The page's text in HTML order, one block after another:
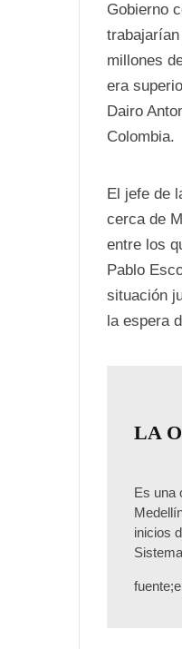
Gobierno
millones
era
Dairo
Colombia.
El jefe de
cerca de
entre los
Pablo
situación
la espera
LA
Es una
inicios